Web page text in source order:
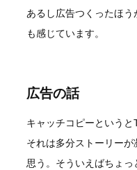
あるし広告つくったほう
も感じています。
広告の話
キャッチコピーというと
それは多分ストーリー
思う。そういえばちょっ